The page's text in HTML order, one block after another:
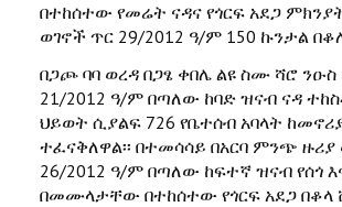
በተከሰተው የመሬት ናዳና የጎርፍ አደጋ
ወገኖች ጥር 29/2012 ዓ/ም 150 ኩንታል
በጋጮ ባባ ወረዳ በጋፄ ቀበሌ ልዩ ስሙ ሻሮ ንዑስ
21/2012 ዓ/ም በጣለው ከባድ ዝናብ ናዳ
ህይወት ሲያልፍ 726 የቤተሰብ አባላት
ተፈናቅለዋል፡፡ በተመሳሳይ በአርባ ምንጭ ዙሪያ
26/2012 ዓ/ም በጣለው ከፍተኛ ዝናብ የሰጎ
በመሙላታቸው በተከሰተው የጎርፍ አደጋ በቆላ